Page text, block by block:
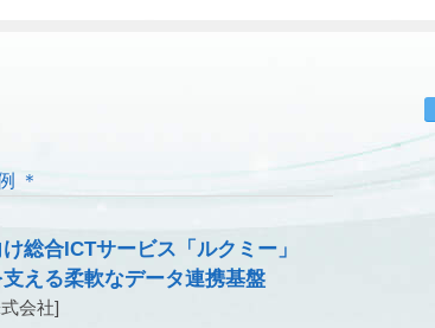
＊
総合ICTサービス「ルクミー」
える柔軟なデータ連携基盤
会社]